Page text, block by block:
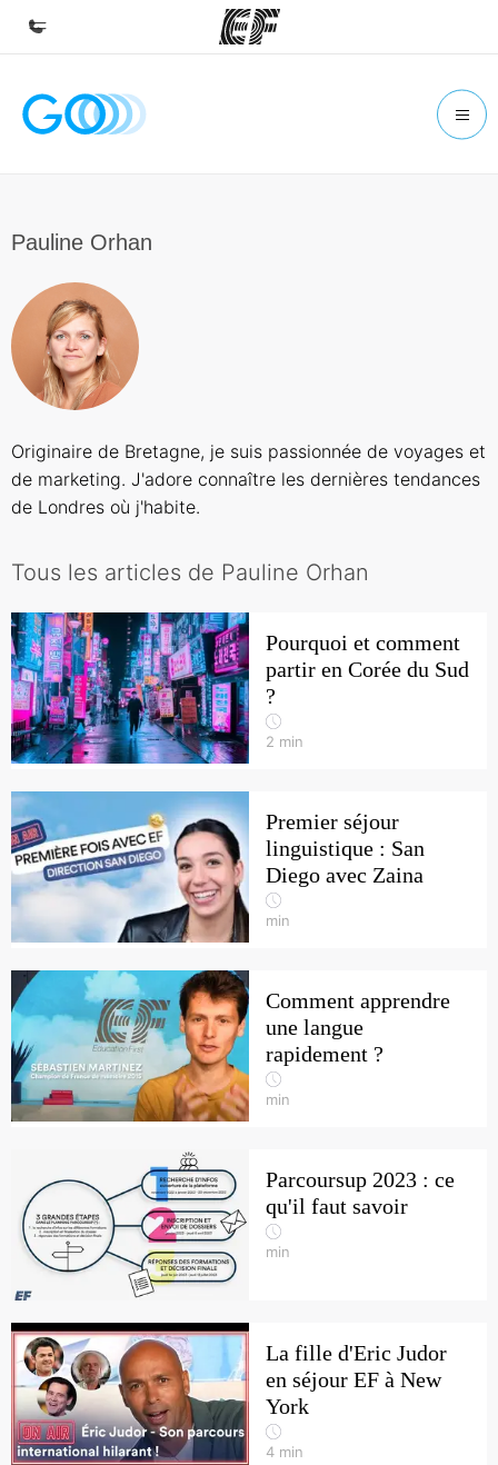
Accueil
Trouver un bureau
A propos de nous
Qui sommes-nous ?
Rejoignez nos équipes
Pauline Orhan
Originaire de Bretagne, je suis passionnée de voyages et
de marketing. J'adore connaître les dernières tendances
de Londres où j'habite.
Tous les articles de Pauline Orhan
Pourquoi et comment
partir en Corée du Sud
?
2 min
Premier séjour
linguistique : San
Diego avec Zaina
min
Comment apprendre
une langue
rapidement ?
min
Parcoursup 2023 : ce
qu'il faut savoir
min
La fille d'Eric Judor
en séjour EF à New
York
4 min